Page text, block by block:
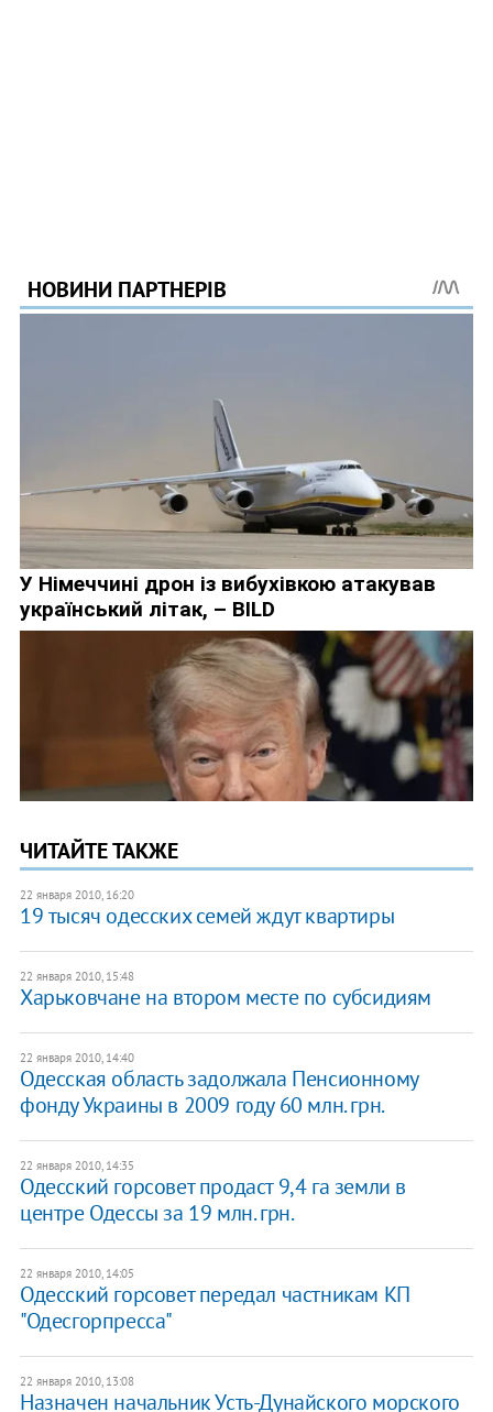
ЧИТАЙТЕ ТАКЖЕ
22 января 2010, 16:20
19 тысяч одесских семей ждут квартиры
22 января 2010, 15:48
Харьковчане на втором месте по субсидиям
22 января 2010, 14:40
Одесская область задолжала Пенсионному
фонду Украины в 2009 году 60 млн. грн.
22 января 2010, 14:35
Одесский горсовет продаст 9,4 га земли в
центре Одессы за 19 млн. грн.
22 января 2010, 14:05
Одесский горсовет передал частникам КП
"Одесгорпресса"
22 января 2010, 13:08
Назначен начальник Усть-Дунайского морского